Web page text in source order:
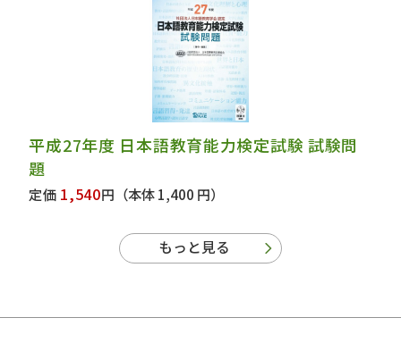
平成27年度 日本語教育能力検定試験 試験問
題
定価 1,540円 （本体 1,400 円）
もっと見る